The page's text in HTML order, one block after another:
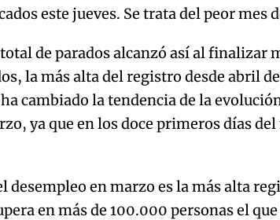
este jueves. Se trata del peor mes
de parados alcanzó así al finalizar
la más alta del registro desde abril
cambiado la tendencia de la
ya que en los doce primeros días
desempleo en marzo es la más alta
en más de 100.000 personas el